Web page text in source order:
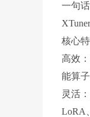
一句
核心特
高效
能算
灵活
LoRA